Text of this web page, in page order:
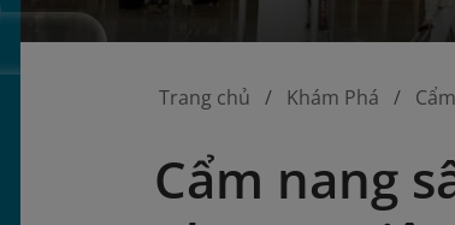
Trang chủ Khám Phá
Cẩm nang